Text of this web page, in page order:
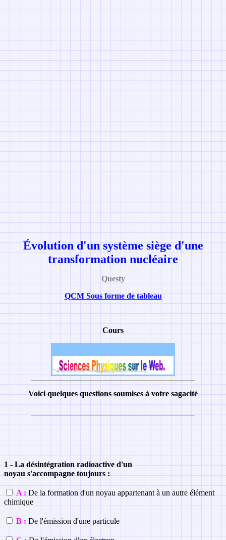
Évolution d'un système siège d'une
transformation nucléaire
Questy
QCM Sous forme de tableau
Cours
Voici quelques questions soumises à votre sagacité
1 - La désintégration radioactive d'un
noyau s'accompagne toujours :
A : De la formation d'un noyau appartenant à un autre élément
chimique
B : De l'émission d'une particule